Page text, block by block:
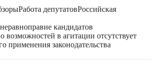
Работа депутатовРоссийская
кандидатов
возможностей в агитации отсутствует
применения законодательства